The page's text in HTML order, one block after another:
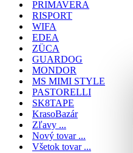
PRIMAVERA
RISPORT
WIFA
EDEA
ZÜCA
GUARDOG
MONDOR
MS MIMI STYLE
PASTORELLI
SK8TAPE
KrasoBazár
Zľavy ...
Nový tovar ...
Všetok tovar ...